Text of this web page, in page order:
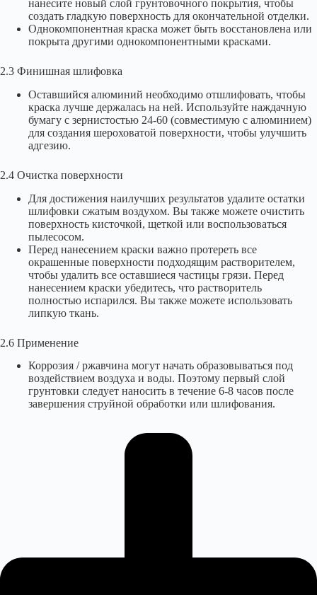
нанесите новый слой грунтовочного покрытия, чтобы
создать гладкую поверхность для окончательной отделки.
Однокомпонентная краска может быть восстановлена или
покрыта другими однокомпонентными красками.
2.3 Финишная шлифовка
Оставшийся алюминий необходимо отшлифовать, чтобы
краска лучше держалась на ней. Используйте наждачную
бумагу с зернистостью 24-60 (совместимую с алюминием)
для создания шероховатой поверхности, чтобы улучшить
адгезию.
2.4 Очистка поверхности
Для достижения наилучших результатов удалите остатки
шлифовки сжатым воздухом. Вы также можете очистить
поверхность кисточкой, щеткой или воспользоваться
пылесосом.
Перед нанесением краски важно протереть все
окрашенные поверхности подходящим растворителем,
чтобы удалить все оставшиеся частицы грязи. Перед
нанесением краски убедитесь, что растворитель
полностью испарился. Вы также можете использовать
липкую ткань.
2.6 Применение
Коррозия / ржавчина могут начать образовываться под
воздействием воздуха и воды. Поэтому первый слой
грунтовки следует наносить в течение 6-8 часов после
завершения струйной обработки или шлифования.